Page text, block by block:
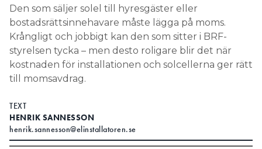
Search for:
SEARCH
Den som säljer solel till hyresgäster eller
bostadsrättsinnehavare måste lägga på moms.
Krångligt och jobbigt kan den som sitter i BRF-
styrelsen tycka – men desto roligare blir det när
kostnaden för installationen och solcellerna ger rätt
till momsavdrag.
TEXT
HENRIK SANNESSON
henrik.sannesson@elinstallatoren.se